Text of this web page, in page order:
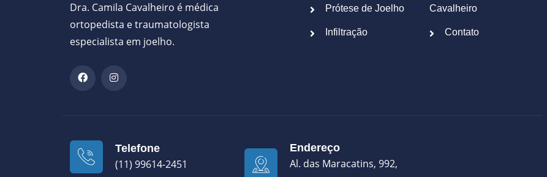
Dra. Camila Cavalheiro é médica
ortopedista e traumatologista
especialista em joelho.
Prótese de Joelho
Infiltração
Cavalheiro
Contato
Telefone
(11) 99614-2451
Endereço
Al. das Maracatins, 992,